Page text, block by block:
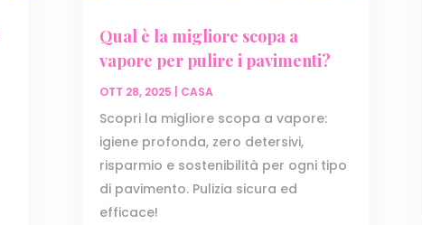
Qual è la migliore scopa a
vapore per pulire i pavimenti?
OTT 28, 2025 CASA
Scopri la migliore scopa a vapore:
igiene profonda, zero detersivi,
risparmio e sostenibilità per ogni tipo
di pavimento. Pulizia sicura ed
efficace!